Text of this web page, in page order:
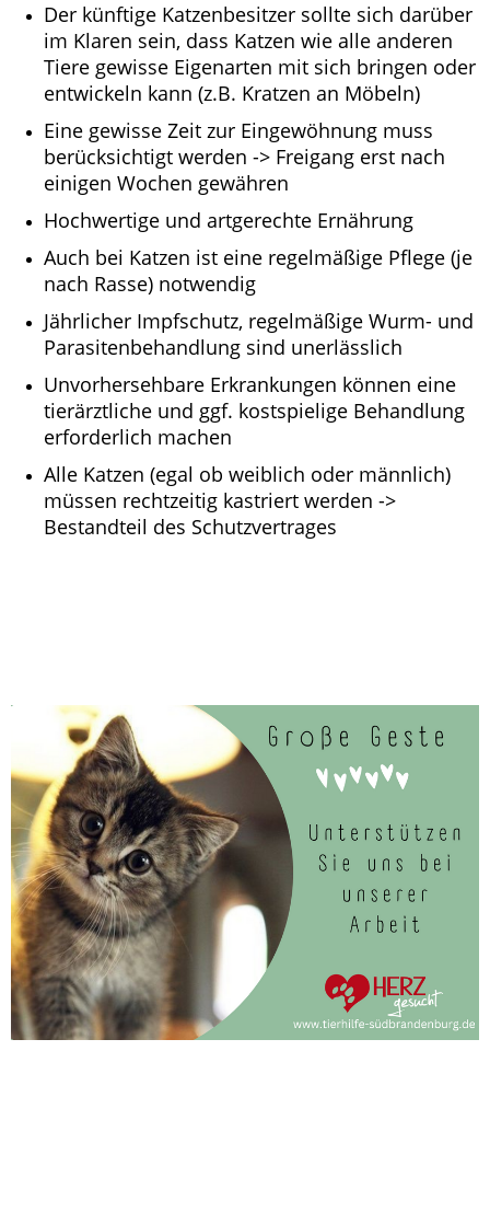
Der künftige Katzenbesitzer sollte sich darüber
im Klaren sein, dass Katzen wie alle anderen
Tiere gewisse Eigenarten mit sich bringen oder
entwickeln kann (z.B. Kratzen an Möbeln)
Eine gewisse Zeit zur Eingewöhnung muss
berücksichtigt werden -> Freigang erst nach
einigen Wochen gewähren
Hochwertige und artgerechte Ernährung
Auch bei Katzen ist eine regelmäßige Pflege (je
nach Rasse) notwendig
Jährlicher Impfschutz, regelmäßige Wurm- und
Parasitenbehandlung sind unerlässlich
Unvorhersehbare Erkrankungen können eine
tierärztliche und ggf. kostspielige Behandlung
erforderlich machen
Alle Katzen (egal ob weiblich oder männlich)
müssen rechtzeitig kastriert werden ->
Bestandteil des Schutzvertrages